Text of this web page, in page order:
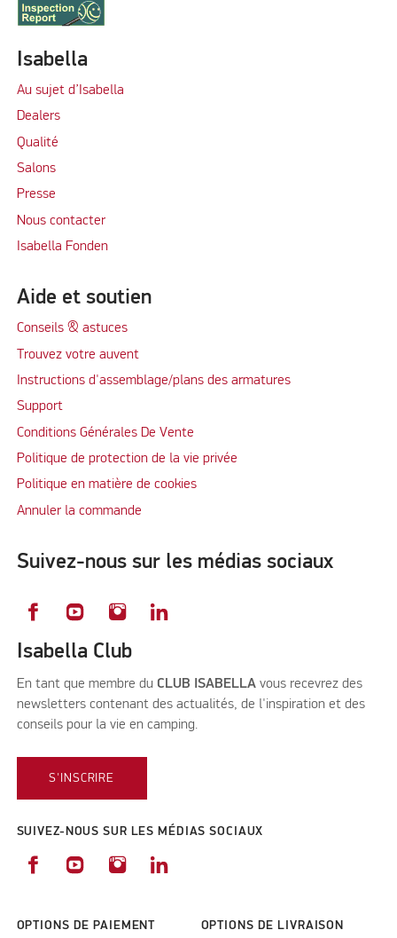
Isabella
Au sujet d’Isabella
Dealers
Qualité
Salons
Presse
Nous contacter
Isabella Fonden
Aide et soutien
Conseils & astuces
Trouvez votre auvent
Instructions d'assemblage/plans des armatures
Support
Conditions Générales De Vente
Politique de protection de la vie privée
Politique en matière de cookies
Annuler la commande
Suivez-nous sur les médias sociaux
Isabella Club
En tant que membre du CLUB ISABELLA vous recevrez des
newsletters contenant des actualités, de l'inspiration et des
conseils pour la vie en camping.
S'INSCRIRE
SUIVEZ-NOUS SUR LES MÉDIAS SOCIAUX
OPTIONS DE PAIEMENT OPTIONS DE LIVRAISON